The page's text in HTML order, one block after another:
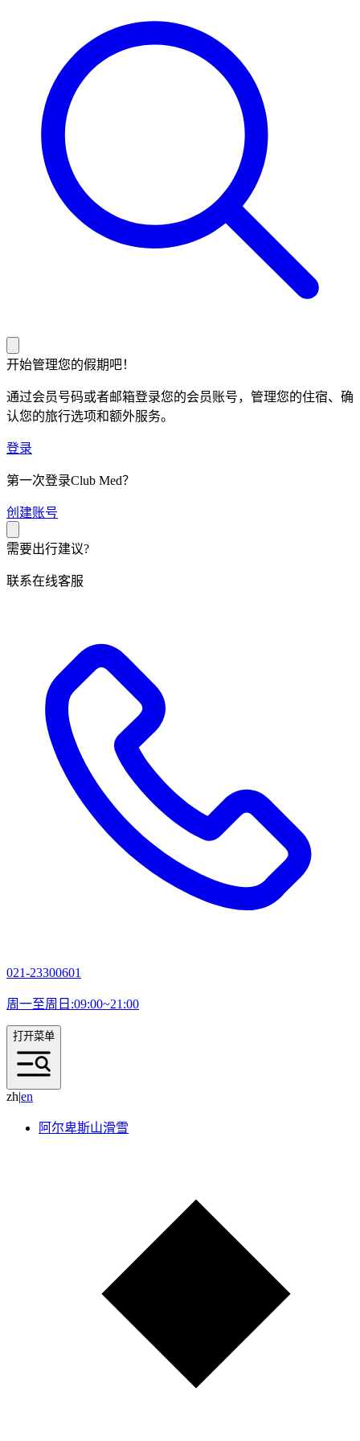
开始管理您的假期吧！
通过会员号码或者邮箱登录您的会员账号，管理您的住宿、确
认您的旅行选项和额外服务。
登录
第一次登录Club Med？
创 建账号
需要出行建议?
联系在线客服
021-23300601
周一至周日:09:00~21:00
打开菜单
zh|en
阿尔卑斯山滑雪